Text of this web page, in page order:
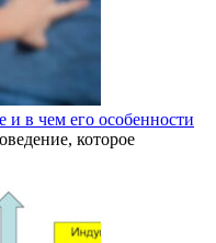
и в чем его особенности
которое